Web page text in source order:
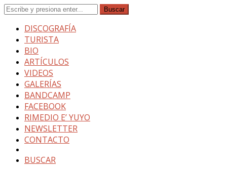
DISCOGRAFÍA
TURISTA
BIO
ARTÍCULOS
VIDEOS
GALERÍAS
BANDCAMP
FACEBOOK
RIMEDIO E’ YUYO
NEWSLETTER
CONTACTO
BUSCAR